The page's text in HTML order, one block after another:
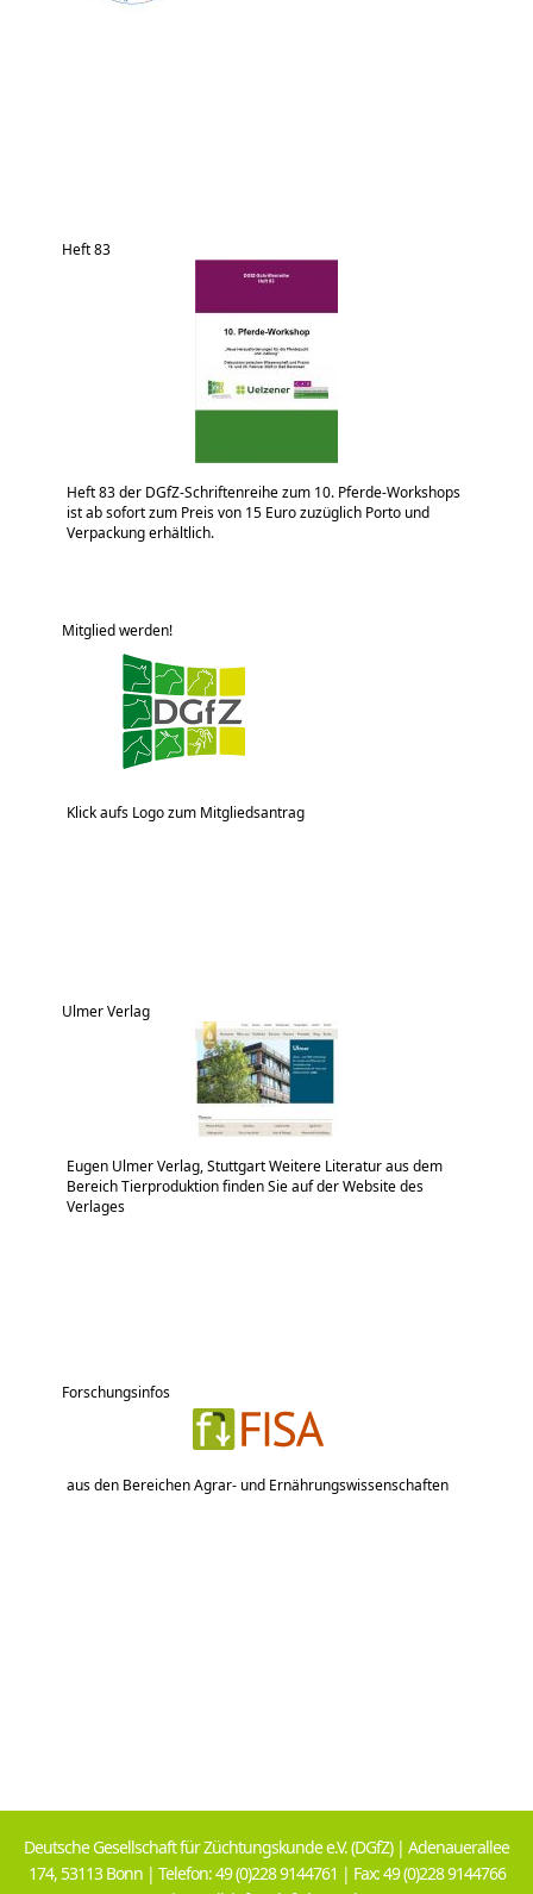
Heft 83
Heft 83 der DGfZ-Schriftenreihe zum 10. Pferde-Workshops
ist ab sofort zum Preis von 15 Euro zuzüglich Porto und
Verpackung erhältlich.
Mitglied werden!
Klick aufs Logo zum Mitgliedsantrag
Ulmer Verlag
Eugen Ulmer Verlag, Stuttgart Weitere Literatur aus dem
Bereich Tierproduktion finden Sie auf der Website des
Verlages
Forschungsinfos
aus den Bereichen Agrar- und Ernährungswissenschaften
Deutsche Gesellschaft für Züchtungskunde e.V. (DGfZ) | Adenauerallee
174, 53113 Bonn | Telefon: 49 (0)228 9144761 | Fax: 49 (0)228 9144766